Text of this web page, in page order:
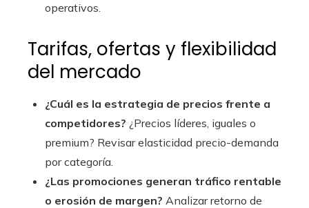
operativos.
Tarifas, ofertas y flexibilidad
del mercado
¿Cuál es la estrategia de precios frente a
competidores? ¿Precios líderes, iguales o
premium? Revisar elasticidad precio-demanda
por categoría.
¿Las promociones generan tráfico rentable
o erosión de margen? Analizar retorno de